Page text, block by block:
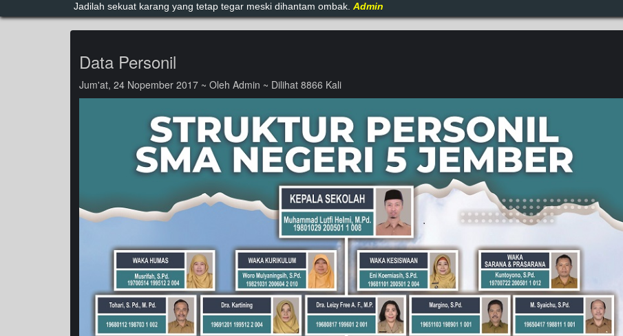
Jadilah sekuat karang yang tetap tegar meski dihantam ombak.Admin
kesuksesan itu penuh tantangan,gagal sekali dua kali itu biasa,tetaplah konsisten dengan mimpi kita.
Data Personil
Jum'at, 24 Nopember 2017 ~ Oleh Admin ~ Dilihat 8866 Kali